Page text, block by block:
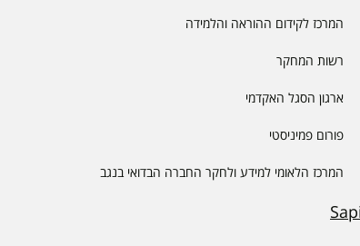
המרכז לקידום ההוראה והלמידה
רשות המחקר
ארגון הסגל האקדמי
פורום פמיניסטי
המרכז הלאומי למידע ולחקר החברה הבדואי בנגב